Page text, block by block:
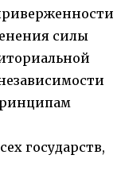
силы
государств,